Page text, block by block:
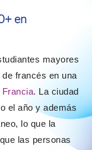
en
mayores
francés en una
Francia. La ciudad
el año y además
lo que la
las personas